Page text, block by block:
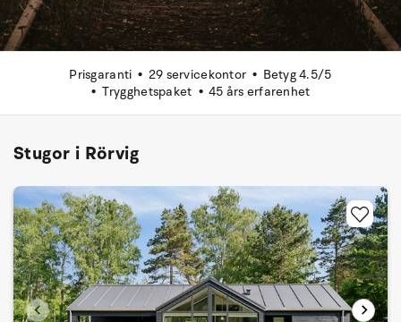
Prisgaranti 29 servicekontor
Betyg 4.5/5
Trygghetspaket
45 års erfarenhet
Stugor i Rörvig